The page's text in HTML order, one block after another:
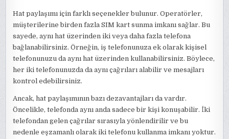
Hat paylaşımı için farklı seçenekler bulunur. Operatörler,
müşterilerine birden fazla SIM kart sunma imkanı sağlar. Bu
sayede, aynı hat üzerinden iki veya daha fazla telefona
bağlanabilirsiniz. Örneğin, iş telefonunuza ek olarak kişisel
telefonunuzu da aynı hat üzerinden kullanabilirsiniz. Böylece,
her iki telefonunuzda da aynı çağrıları alabilir ve mesajları
kontrol edebilirsiniz.
Ancak, hat paylaşımının bazı dezavantajları da vardır.
Öncelikle, telefonda aynı anda sadece bir kişi konuşabilir. İki
telefondan gelen çağrılar sırasıyla yönlendirilir ve bu
nedenle eşzamanlı olarak iki telefonu kullanma imkanı yoktur.